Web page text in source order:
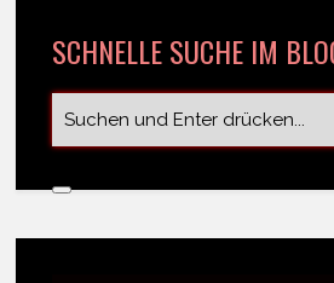
SCHNELLE SUCHE IM